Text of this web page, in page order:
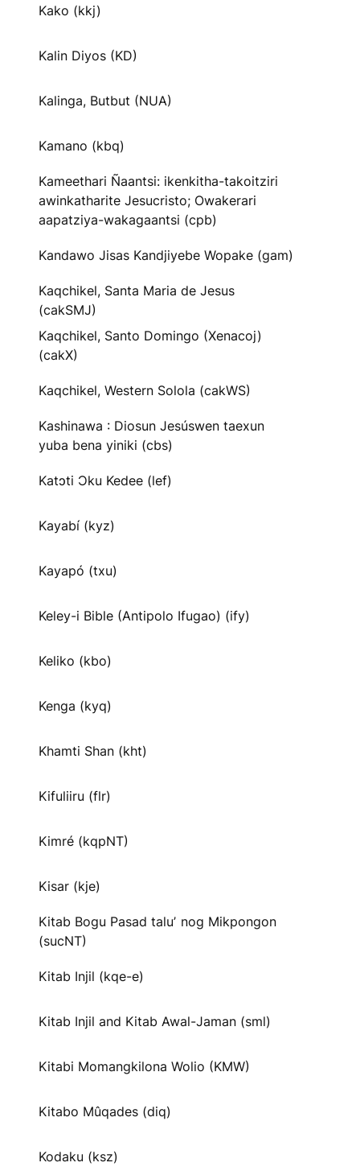
Kako (kkj)
Kalin Diyos (KD)
Kalinga, Butbut (NUA)
Kamano (kbq)
Kameethari Ñaantsi: ikenkitha-takoitziri
awinkatharite Jesucristo; Owakerari
aapatziya-wakagaantsi (cpb)
Kandawo Jisas Kandjiyebe Wopake (gam)
Kaqchikel, Santa Maria de Jesus
(cakSMJ)
Kaqchikel, Santo Domingo (Xenacoj)
(cakX)
Kaqchikel, Western Solola (cakWS)
Kashinawa : Diosun Jesúswen taexun
yuba bena yiniki (cbs)
Katɔti Ɔku Kedee (lef)
Kayabí (kyz)
Kayapó (txu)
Keley-i Bible (Antipolo Ifugao) (ify)
Keliko (kbo)
Kenga (kyq)
Khamti Shan (kht)
Kifuliiru (flr)
Kimré (kqpNT)
Kisar (kje)
Kitab Bogu Pasad taluʼ nog Mikpongon
(sucNT)
Kitab Injil (kqe-e)
Kitab Injil and Kitab Awal-Jaman (sml)
Kitabi Momangkilona Wolio (KMW)
Kitabo Mûqades (diq)
Kodaku (ksz)